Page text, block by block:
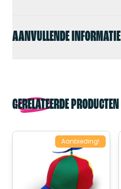
AANVULLENDE INFORMATIE
GERELATEERDE PRODUCTEN
Aanbieding!